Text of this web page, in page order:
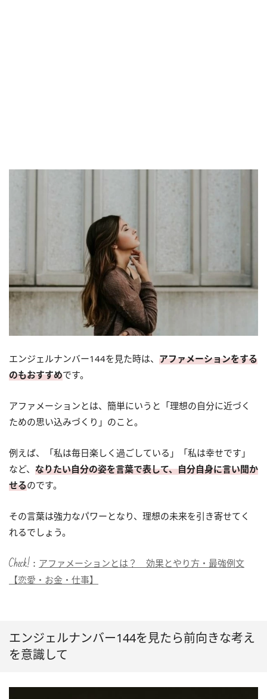
エンジェルナンバー144を見た時は、 アファメーションをする
のもおすすめです。
アファメーションとは、簡単にいうと「理想の自分に近づく
ための思い込みづくり」のこと。
例えば、「私は毎日楽しく過ごしている」「私は幸せです」
など、 なりたい自分の姿を言葉で表して、自分自身に言い聞か
せるのです。
その言葉は強力なパワーとなり、理想の未来を引き寄せてく
れるでしょう。
Check!： アファメーションとは？ 効果とやり方・最強例文
【恋愛・お金・仕事】
エンジェルナンバー144を見たら前向きな考え
を意識して